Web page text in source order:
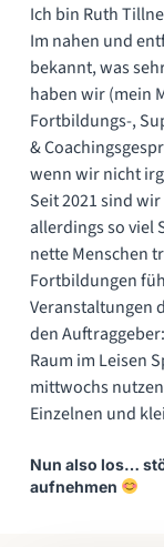
Ich bin Ruth
Im nahen und
bekannt, was
haben wir (mein
Fortbildungs-,
&
wenn wir nicht
Seit 2021 sind
allerdings so viel
nette Menschen
Fortbildungen
Veranstaltungen
den
Raum im Leisen
mittwochs
Einzelnen und
Nun also los…
aufnehmen